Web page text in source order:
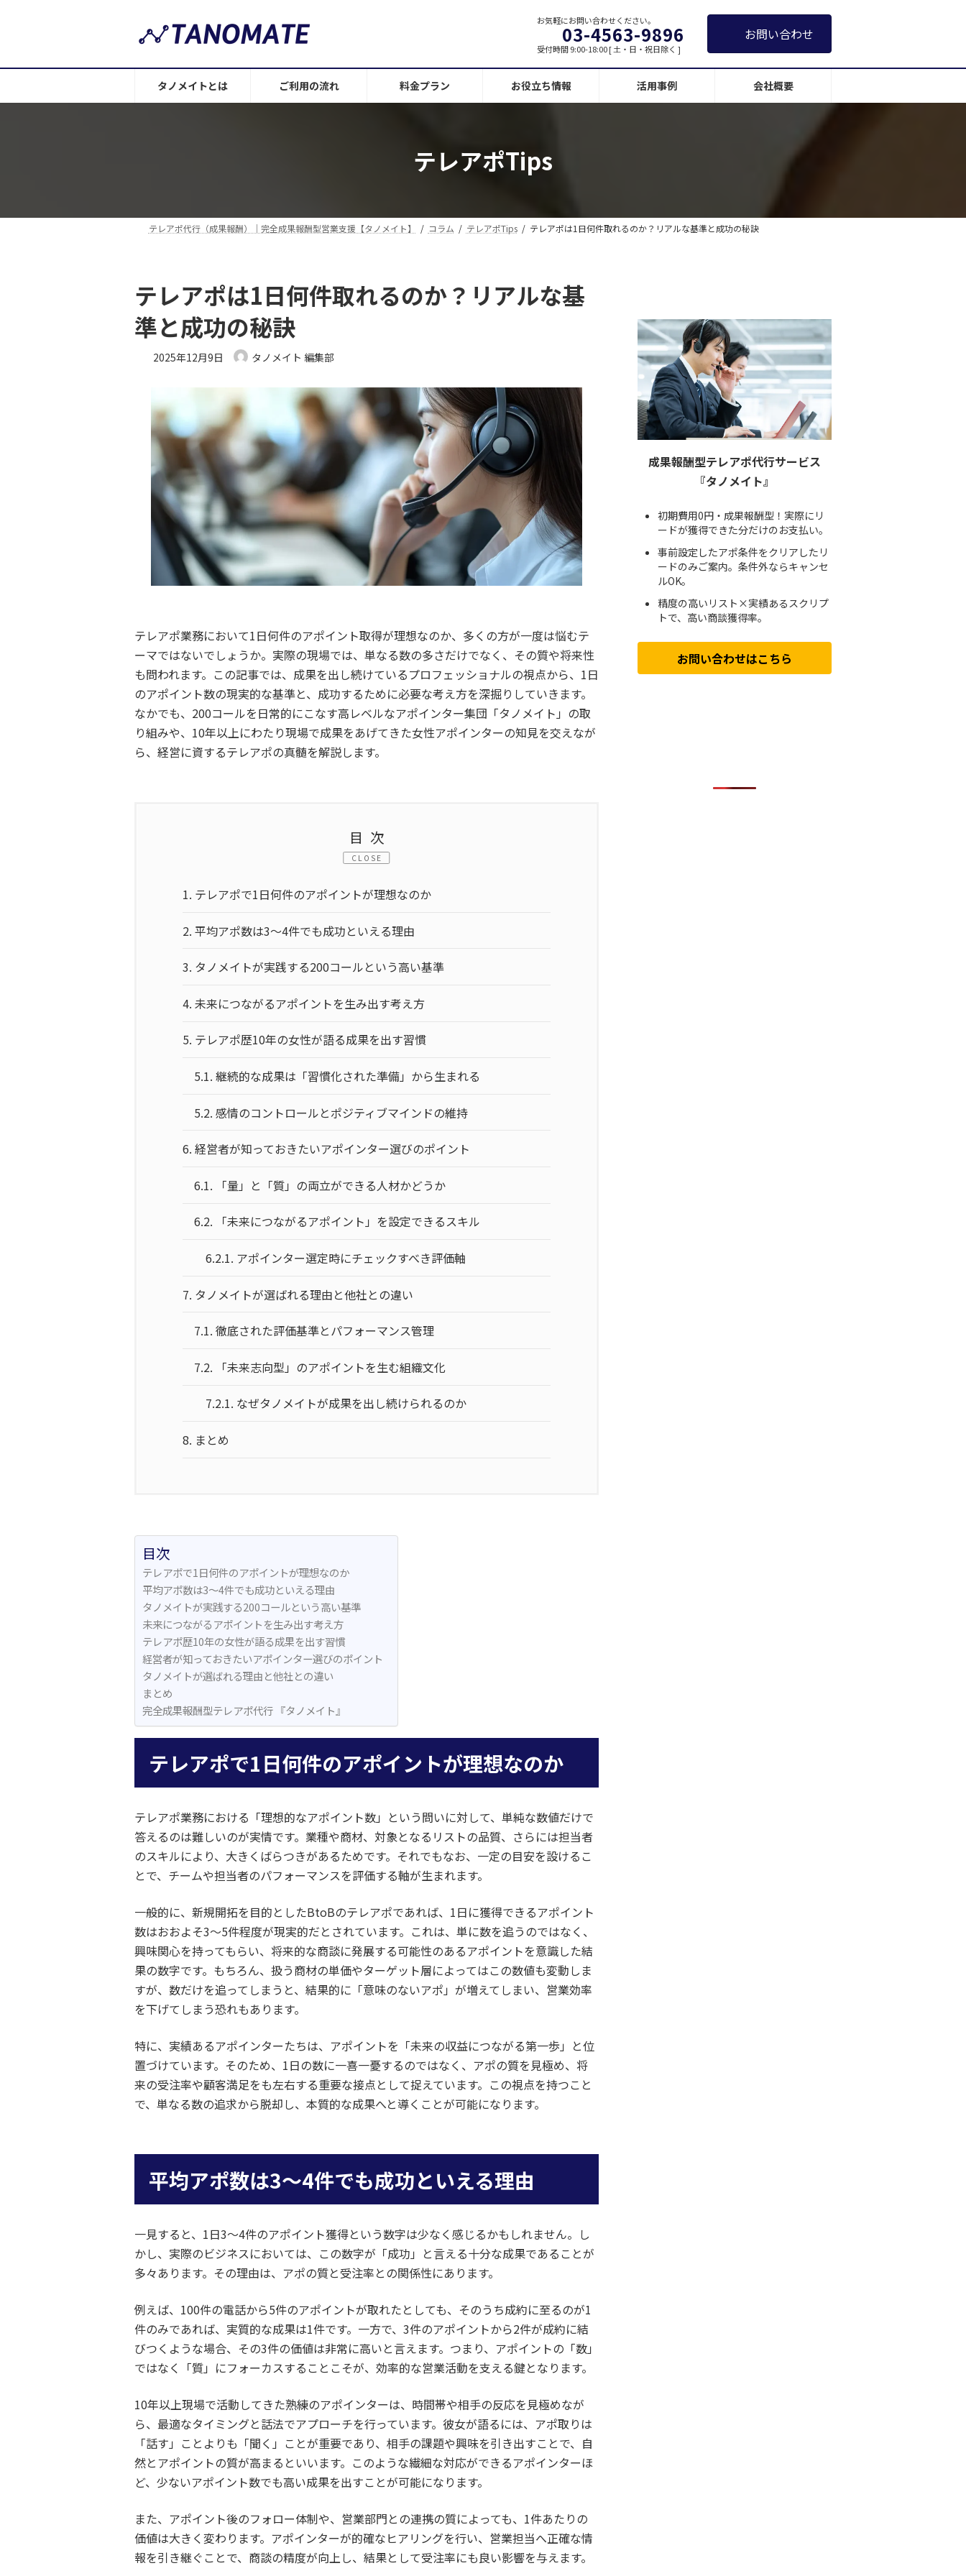
お気軽にお問い合わせください。
03-4563-9896
受付時間 9:00-18:00 [ 土・日・祝日除く ]
お問い合わせ
タノメイトとは ご利用の流れ 料金プラン お役立ち情報 活用事例 会社概要
テレアポTips
テレアポ代行（成果報酬）｜完全成果報酬型営業支援【タノメイト】 コラム テレアポTips テレアポは1日何件取れるのか？リアルな基準と成功の秘訣
テレアポは1日何件取れるのか？リアルな基
準と成功の秘訣
2025年12月9日 タノメイト 編集部
テレアポ業務において1日何件のアポイント取得が理想なのか、多くの方が一度は悩むテ
ーマではないでしょうか。実際の現場では、単なる数の多さだけでなく、その質や将来性
も問われます。この記事では、成果を出し続けているプロフェッショナルの視点から、1日
のアポイント数の現実的な基準と、成功するために必要な考え方を深掘りしていきます。
なかでも、200コールを日常的にこなす高レベルなアポインター集団「タノメイト」の取
り組みや、10年以上にわたり現場で成果をあげてきた女性アポインターの知見を交えなが
ら、経営に資するテレアポの真髄を解説します。
目次
CLOSE
1. テレアポで1日何件のアポイントが理想なのか
2. 平均アポ数は3〜4件でも成功といえる理由
3. タノメイトが実践する200コールという高い基準
4. 未来につながるアポイントを生み出す考え方
5. テレアポ歴10年の女性が語る成果を出す習慣
5.1. 継続的な成果は「習慣化された準備」から生まれる
5.2. 感情のコントロールとポジティブマインドの維持
6. 経営者が知っておきたいアポインター選びのポイント
6.1. 「量」と「質」の両立ができる人材かどうか
6.2. 「未来につながるアポイント」を設定できるスキル
6.2.1. アポインター選定時にチェックすべき評価軸
7. タノメイトが選ばれる理由と他社との違い
7.1. 徹底された評価基準とパフォーマンス管理
7.2. 「未来志向型」のアポイントを生む組織文化
7.2.1. なぜタノメイトが成果を出し続けられるのか
8. まとめ
目次
テレアポで1日何件のアポイントが理想なのか
平均アポ数は3〜4件でも成功といえる理由
タノメイトが実践する200コールという高い基準
未来につながるアポイントを生み出す考え方
テレアポ歴10年の女性が語る成果を出す習慣
経営者が知っておきたいアポインター選びのポイント
タノメイトが選ばれる理由と他社との違い
まとめ
完全成果報酬型テレアポ代行 『タノメイト』
テレアポで1日何件のアポイントが理想なのか
テレアポ業務における「理想的なアポイント数」という問いに対して、単純な数値だけで
答えるのは難しいのが実情です。業種や商材、対象となるリストの品質、さらには担当者
のスキルにより、大きくばらつきがあるためです。それでもなお、一定の目安を設けるこ
とで、チームや担当者のパフォーマンスを評価する軸が生まれます。
一般的に、新規開拓を目的としたBtoBのテレアポであれば、1日に獲得できるアポイント
数はおおよそ3〜5件程度が現実的だとされています。これは、単に数を追うのではなく、
興味関心を持ってもらい、将来的な商談に発展する可能性のあるアポイントを意識した結
果の数字です。もちろん、扱う商材の単価やターゲット層によってはこの数値も変動しま
すが、数だけを追ってしまうと、結果的に「意味のないアポ」が増えてしまい、営業効率
を下げてしまう恐れもあります。
特に、実績あるアポインターたちは、アポイントを「未来の収益につながる第一歩」と位
置づけています。そのため、1日の数に一喜一憂するのではなく、アポの質を見極め、将
来の受注率や顧客満足をも左右する重要な接点として捉えています。この視点を持つこと
で、単なる数の追求から脱却し、本質的な成果へと導くことが可能になります。
平均アポ数は3〜4件でも成功といえる理由
一見すると、1日3〜4件のアポイント獲得という数字は少なく感じるかもしれません。し
かし、実際のビジネスにおいては、この数字が「成功」と言える十分な成果であることが
多々あります。その理由は、アポの質と受注率との関係性にあります。
例えば、100件の電話から5件のアポイントが取れたとしても、そのうち成約に至るのが1
件のみであれば、実質的な成果は1件です。一方で、3件のアポイントから2件が成約に結
びつくような場合、その3件の価値は非常に高いと言えます。つまり、アポイントの「数」
ではなく「質」にフォーカスすることこそが、効率的な営業活動を支える鍵となります。
10年以上現場で活動してきた熟練のアポインターは、時間帯や相手の反応を見極めなが
ら、最適なタイミングと話法でアプローチを行っています。彼女が語るには、アポ取りは
「話す」ことよりも「聞く」ことが重要であり、相手の課題や興味を引き出すことで、自
然とアポイントの質が高まるといいます。このような繊細な対応ができるアポインターほ
ど、少ないアポイント数でも高い成果を出すことが可能になります。
また、アポイント後のフォロー体制や、営業部門との連携の質によっても、1件あたりの
価値は大きく変わります。アポインターが的確なヒアリングを行い、営業担当へ正確な情
報を引き継ぐことで、商談の精度が向上し、結果として受注率にも良い影響を与えます。
成果報酬型テレアポ代行サービス
『タノメイト』
初期費用0円・成果報酬型！実際にリ
ードが獲得できた分だけのお支払い。
事前設定したアポ条件をクリアしたリ
ードのみご案内。条件外ならキャンセ
ルOK。
精度の高いリスト×実績あるスクリプ
トで、高い商談獲得率。
お問い合わせはこちら